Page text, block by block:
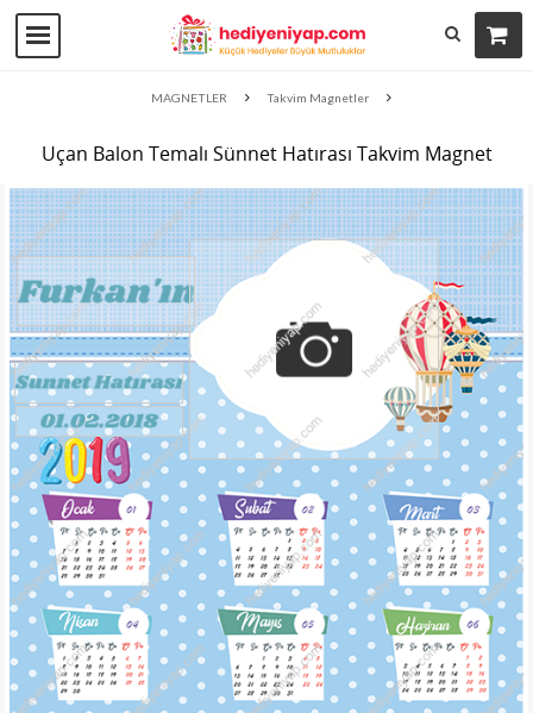
MAGNETLER Takvim Magnetler
Uçan Balon Temalı Sünnet Hatırası Takvim Magnet